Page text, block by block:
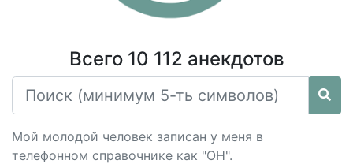
Всего 10 112 анекдотов
Мой молодой человек записан у меня в
телефонном справочнике как "ОН".